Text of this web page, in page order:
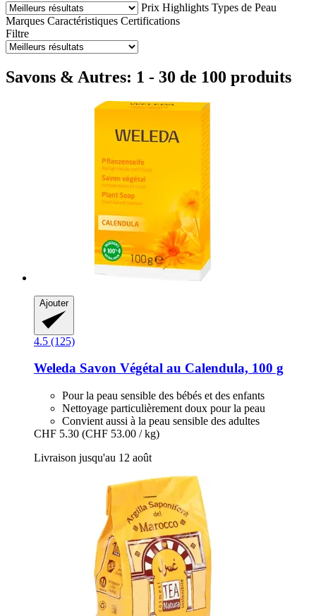
Prix Highlights Types de Peau
Marques Caractéristiques Certifications
Filtre
Savons & Autres: 1 - 30 de 100 produits
Ajouter
4.5 (125)
Weleda Savon Végétal au Calendula, 100 g
Pour la peau sensible des bébés et des enfants
Nettoyage particulièrement doux pour la peau
Convient aussi à la peau sensible des adultes
CHF 5.30 (CHF 53.00 / kg)
Livraison jusqu'au 12 août